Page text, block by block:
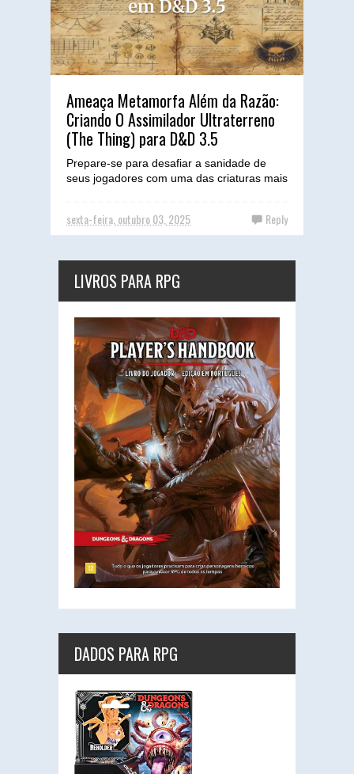
Ameaça Metamorfa Além da Razão:
Criando O Assimilador Ultraterreno
(The Thing) para D&D 3.5
Prepare-se para desafiar a sanidade de
seus jogadores com uma das criaturas mais
sexta-feira, outubro 03, 2025 Reply
LIVROS PARA RPG
DADOS PARA RPG